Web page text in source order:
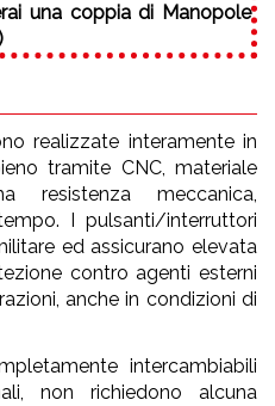
una coppia di Manopole
realizzate interamente in
tramite CNC, materiale
resistenza meccanica,
I pulsanti/interruttori
ed assicurano elevata
contro agenti esterni
anche in condizioni di
intercambiabili
non richiedono alcuna